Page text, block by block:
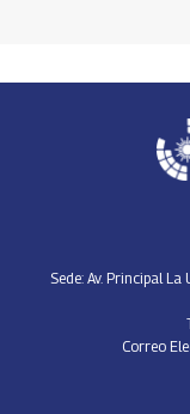
Sede: Av. Principal
Correo